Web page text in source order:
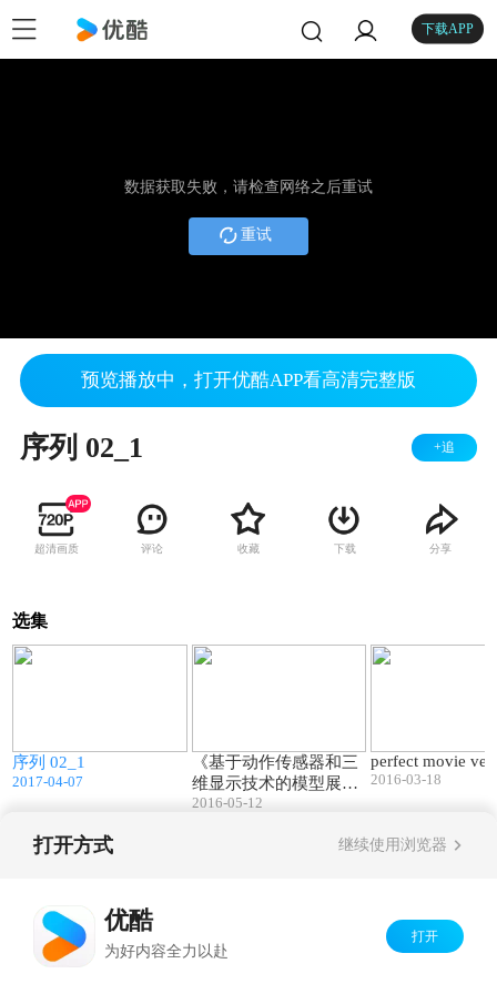
下载APP
数据获取失败，请检查网络之后重试
重试
预览播放中，打开优酷APP看高清完整版
序列 02_1 +追
超清画质 评论 收藏 下载 分享
选集
序列 02_1
2017-04-07
《基于动作传感器和三
维显示技术的模型展示
系统》项目展示视频
2016-05-12
perfect movie ver
2016-03-18
打开方式 继续使用浏览器
优酷
为好内容全力以赴
打开